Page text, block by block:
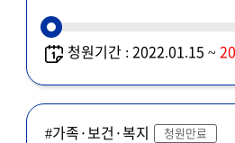
청원기간 : 2022.01.15 ~
#가족·보건·복지 청원만료